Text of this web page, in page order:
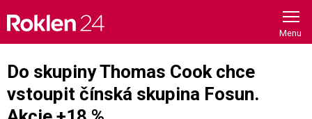
content
Do skupiny Thomas Cook chce
vstoupit čínská skupina Fosun.